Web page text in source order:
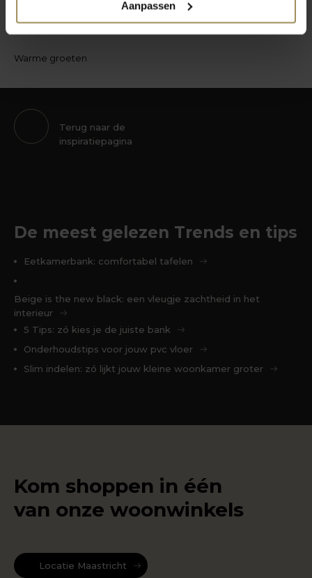
Aanpassen
Warme groeten
Terug naar de
inspiratiepagina
De meest gelezen Trends en tips
Eetkamerbank: comfortabel tafelen
Beige is the new black: een vleugje zachtheid in het
interieur
5 Tips: zó kies je de juiste bank
Onderhoudstips voor jouw pvc vloer
Slim indelen: zó lijkt jouw kleine woonkamer groter
Kom shoppen in één
van onze woonwinkels
Locatie Maastricht